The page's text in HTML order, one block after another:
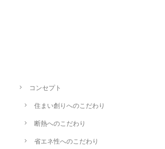
コンセプト
住まい創りへのこだわり
断熱へのこだわり
省エネ性へのこだわり